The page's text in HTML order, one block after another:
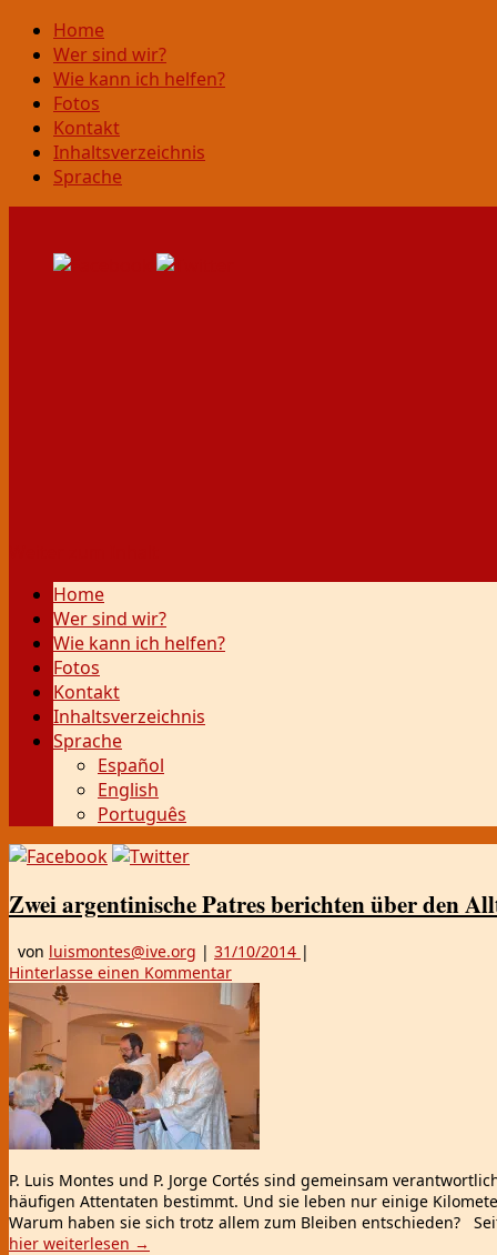
Home
Wer sind wir?
Wie kann ich helfen?
Fotos
Kontakt
Inhaltsverzeichnis
Sprache
Home
Wer sind wir?
Wie kann ich helfen?
Fotos
Kontakt
Inhaltsverzeichnis
Sprache
Español
English
Português
Zwei argentinische Patres berichten über den
von luismontes@ive.org | 31/10/2014 |
Hinterlasse einen Kommentar
P. Luis Montes und P. Jorge Cortés sind gemeinsam
häufigen Attentaten bestimmt. Und sie leben nur einige
Warum haben sie sich trotz allem zum Bleiben entschieden?
hier weiterlesen →